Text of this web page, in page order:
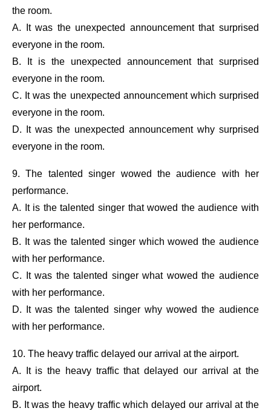
the room.
A. It was the unexpected announcement that surprised
everyone in the room.
B. It is the unexpected announcement that surprised
everyone in the room.
C. It was the unexpected announcement which surprised
everyone in the room.
D. It was the unexpected announcement why surprised
everyone in the room.
9. The talented singer wowed the audience with her
performance.
A. It is the talented singer that wowed the audience with
her performance.
B. It was the talented singer which wowed the audience
with her performance.
C. It was the talented singer what wowed the audience
with her performance.
D. It was the talented singer why wowed the audience
with her performance.
10. The heavy traffic delayed our arrival at the airport.
A. It is the heavy traffic that delayed our arrival at the
airport.
B. It was the heavy traffic which delayed our arrival at the